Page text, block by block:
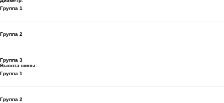
Группа 1
Группа 2
Группа 3
Высота шины:
Группа 1
Группа 2